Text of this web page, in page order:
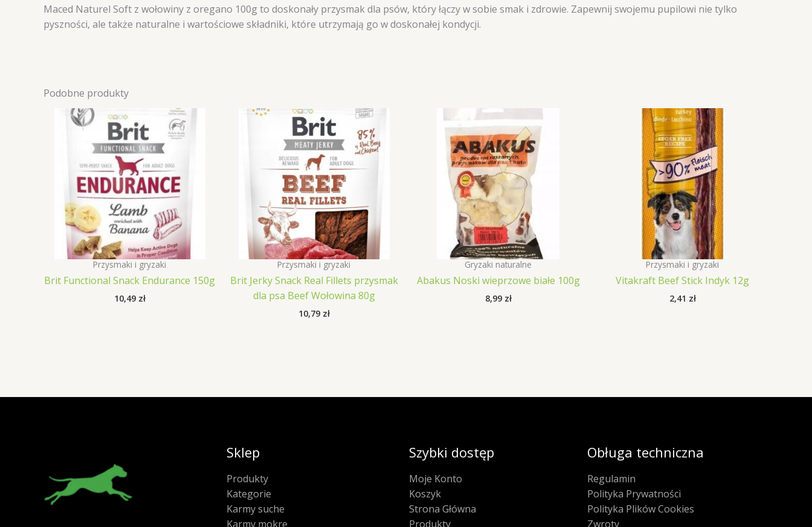
Maced Naturel Soft z wołowiny z oregano 100g to doskonały przysmak dla psów, który łączy w sobie smak i zdrowie. Zapewnij swojemu pupilowi nie tylko
pyszności, ale także naturalne i wartościowe składniki, które utrzymają go w doskonałej kondycji.
Podobne produkty
Przysmaki i gryzaki
Brit Functional Snack Endurance 150g
10,49 zł
Przysmaki i gryzaki
Brit Jerky Snack Real Fillets przysmak
dla psa Beef Wołowina 80g
10,79 zł
Gryzaki naturalne
Abakus Noski wieprzowe białe 100g
8,99 zł
Przysmaki i gryzaki
Vitakraft Beef Stick Indyk 12g
2,41 zł
Sklep
Produkty
Kategorie
Karmy suche
Karmy mokre
Szybki dostęp
Moje Konto
Koszyk
Strona Główna
Produkty
Obługa techniczna
Regulamin
Polityka Prywatności
Polityka Plików Cookies
Zwroty